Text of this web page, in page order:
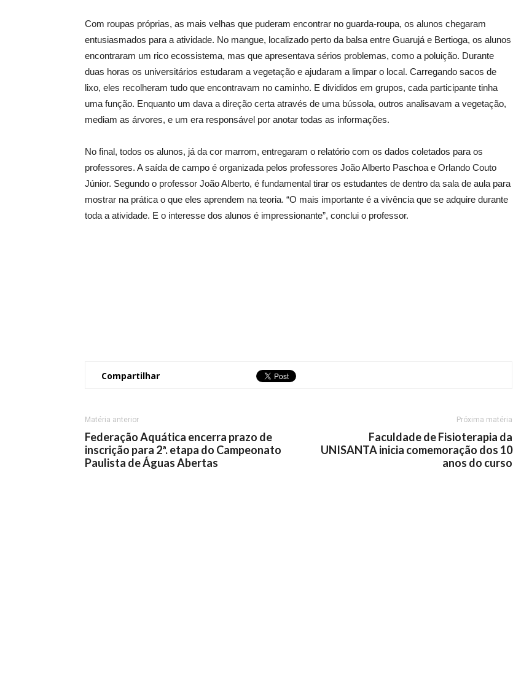
Com roupas próprias, as mais velhas que puderam encontrar no guarda-roupa, os alunos chegaram
entusiasmados para a atividade. No mangue, localizado perto da balsa entre Guarujá e Bertioga, os alunos
encontraram um rico ecossistema, mas que apresentava sérios problemas, como a poluição. Durante
duas horas os universitários estudaram a vegetação e ajudaram a limpar o local. Carregando sacos de
lixo, eles recolheram tudo que encontravam no caminho. E divididos em grupos, cada participante tinha
uma função. Enquanto um dava a direção certa através de uma bússola, outros analisavam a vegetação,
mediam as árvores, e um era responsável por anotar todas as informações.
No final, todos os alunos, já da cor marrom, entregaram o relatório com os dados coletados para os
professores. A saída de campo é organizada pelos professores João Alberto Paschoa e Orlando Couto
Júnior. Segundo o professor João Alberto, é fundamental tirar os estudantes de dentro da sala de aula para
mostrar na prática o que eles aprendem na teoria. “O mais importante é a vivência que se adquire durante
toda a atividade. E o interesse dos alunos é impressionante”, conclui o professor.
Compartilhar
Matéria anterior
Federação Aquática encerra prazo de
inscrição para 2ª. etapa do Campeonato
Paulista de Águas Abertas
Próxima matéria
Faculdade de Fisioterapia da
UNISANTA inicia comemoração dos 10
anos do curso